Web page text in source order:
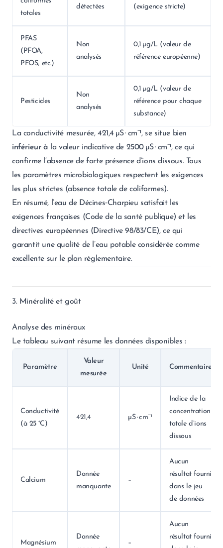
totales
détectées (exigence stricte)
PFAS
(PFOA,
PFOS, etc.)
Non
analysés
0,1 µg/L (valeur de
référence européenne)
Pesticides
Non
analysés
0,1 µg/L (valeur de
référence pour chaque
substance)
La conductivité mesurée, 421,4 µS · cm⁻¹, se situe bien
inférieur à la valeur indicative de 2500 µS · cm⁻¹, ce qui
confirme l’absence de forte présence d’ions dissous. Tous
les paramètres microbiologiques respectent les exigences
les plus strictes (absence totale de coliformes).
En résumé, l’eau de Décines‑Charpieu satisfait les
exigences françaises (Code de la santé publique) et les
directives européennes (Directive 98/83/CE), ce qui
garantit une qualité de l’eau potable considérée comme
excellente sur le plan réglementaire.
3. Minéralité et goût
Analyse des minéraux
Le tableau suivant résume les données disponibles :
Paramètre
Valeur
mesurée
Unité Commentaire
Conductivité
(à 25 °C)
421,4 µS · cm⁻¹
Indice de la
concentration
totale d’ions
dissous
Calcium
Donnée
manquante
–
Aucun
résultat fourni
dans le jeu
de données
Magnésium
Donnée
–
Aucun
résultat fourni